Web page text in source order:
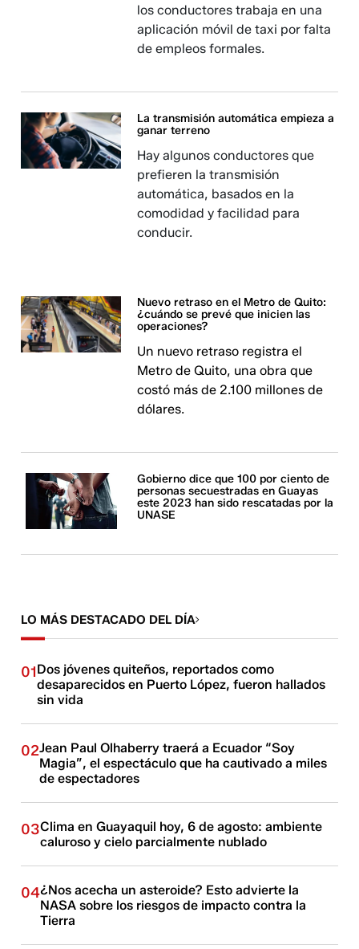
los conductores trabaja en una
aplicación móvil de taxi por falta
de empleos formales.
La transmisión automática empieza a
ganar terreno
Hay algunos conductores que
prefieren la transmisión
automática, basados en la
comodidad y facilidad para
conducir.
Nuevo retraso en el Metro de Quito:
¿cuándo se prevé que inicien las
operaciones?
Un nuevo retraso registra el
Metro de Quito, una obra que
costó más de 2.100 millones de
dólares.
Gobierno dice que 100 por ciento de
personas secuestradas en Guayas
este 2023 han sido rescatadas por la
UNASE
LO MÁS DESTACADO DEL DÍA
01Dos jóvenes quiteños, reportados como
desaparecidos en Puerto López, fueron hallados
sin vida
02Jean Paul Olhaberry traerá a Ecuador “Soy
Magia”, el espectáculo que ha cautivado a miles
de espectadores
03Clima en Guayaquil hoy, 6 de agosto: ambiente
caluroso y cielo parcialmente nublado
04¿Nos acecha un asteroide? Esto advierte la
NASA sobre los riesgos de impacto contra la
Tierra